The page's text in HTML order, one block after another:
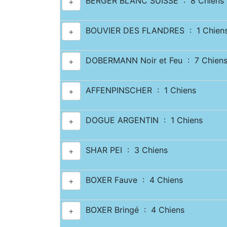
+ BOUVIER DES FLANDRES : 1
+ DOBERMANN Noir et Feu : 7 Chiens
+ AFFENPINSCHER : 1 Chiens
+ DOGUE ARGENTIN : 1 Chiens
+ SHAR PEI : 3 Chiens
+ BOXER Fauve : 4 Chiens
+ BOXER Bringé : 4 Chiens